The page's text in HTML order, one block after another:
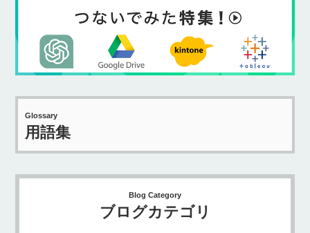
Glossary
用語集
Blog Category
ブログカテゴリ